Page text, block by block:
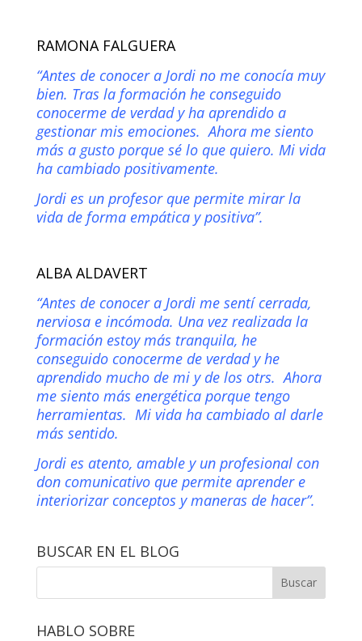
RAMONA FALGUERA
“Antes de conocer a Jordi no me conocía muy
bien. Tras la formación he conseguido
conocerme de verdad y ha aprendido a
gestionar mis emociones. Ahora me siento
más a gusto porque sé lo que quiero. Mi vida
ha cambiado positivamente.
Jordi es un profesor que permite mirar la
vida de forma empática y positiva”.
ALBA ALDAVERT
“Antes de conocer a Jordi me sentí cerrada,
nerviosa e incómoda. Una vez realizada la
formación estoy más tranquila, he
conseguido conocerme de verdad y he
aprendido mucho de mi y de los otrs. Ahora
me siento más energética porque tengo
herramientas. Mi vida ha cambiado al darle
más sentido.
Jordi es atento, amable y un profesional con
don comunicativo que permite aprender e
interiorizar conceptos y maneras de hacer”.
BUSCAR EN EL BLOG
HABLO SOBRE